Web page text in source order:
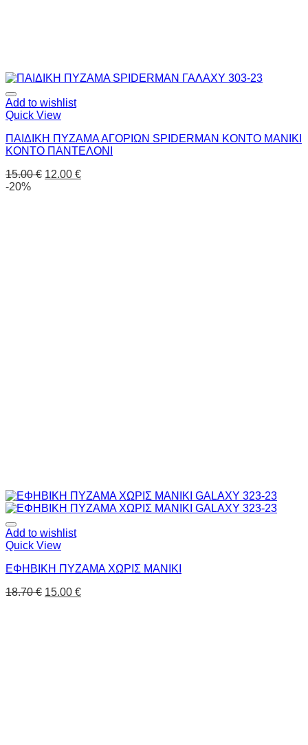
Add to wishlist
Quick View
ΠΑΙΔΙΚΗ ΠΥΖΑΜΑ ΑΓΟΡΙΩΝ SPIDERMAN ΚΟΝΤΟ ΜΑΝΙΚΙ
ΚΟΝΤΟ ΠΑΝΤΕΛΟΝΙ
15.00€ 12.00 €
-20%
Add to wishlist
Quick View
ΕΦΗΒΙΚΗ ΠΥΖΑΜΑ ΧΩΡΙΣ ΜΑΝΙΚΙ
18.70€ 15.00 €